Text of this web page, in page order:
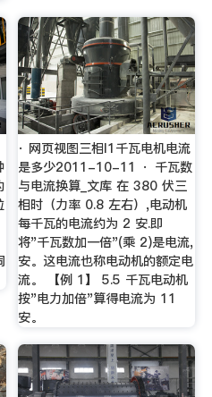
· 网页视图三相l1千瓦电机电流
是多少2011-10-11 · 千瓦数
与电流换算_文库 在 380 伏三
相时（力率 0.8 左右）,电动机
每千瓦的电流约为 2 安.即
将"千瓦数加一倍"(乘 2)是电流,
安。这电流也称电动机的额定电
流。 【例 1】 5.5 千瓦电动机
按"电力加倍"算得电流为 11
安。